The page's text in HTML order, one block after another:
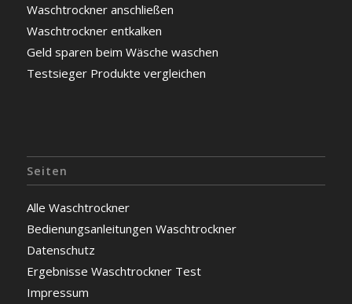
Waschtrockner anschließen
Waschtrockner entkalken
Geld sparen beim Wäsche waschen
Testsieger Produkte vergleichen
Seiten
Alle Waschtrockner
Bedienungsanleitungen Waschtrockner
Datenschutz
Ergebnisse Waschtrockner Test
Impressum